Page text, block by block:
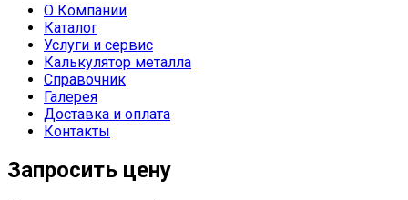
О Компании
Каталог
Услуги и сервис
Калькулятор металла
Справочник
Галерея
Доставка и оплата
Контакты
Запросить цену